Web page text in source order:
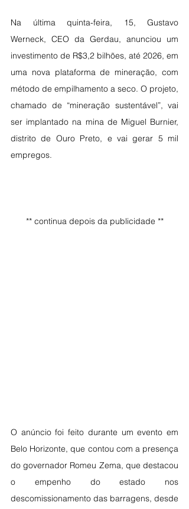
Na última quinta-feira, 15, Gustavo
Werneck, CEO da Gerdau, anunciou um
investimento de R$3,2 bilhões, até 2026, em
uma nova plataforma de mineração, com
método de empilhamento a seco. O projeto,
chamado de “mineração sustentável”, vai
ser implantado na mina de Miguel Burnier,
distrito de Ouro Preto, e vai gerar 5 mil
empregos.
** continua depois da publicidade **
O anúncio foi feito durante um evento em
Belo Horizonte, que contou com a presença
do governador Romeu Zema, que destacou
o empenho do estado nos
descomissionamento das barragens, desde